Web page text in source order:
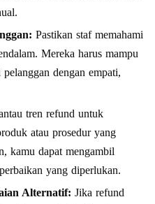
Pastikan staf memahami
Mereka harus mampu
dengan empati,
tren refund untuk
atau prosedur yang
kamu dapat mengambil
yang diperlukan.
Alternatif: Jika refund